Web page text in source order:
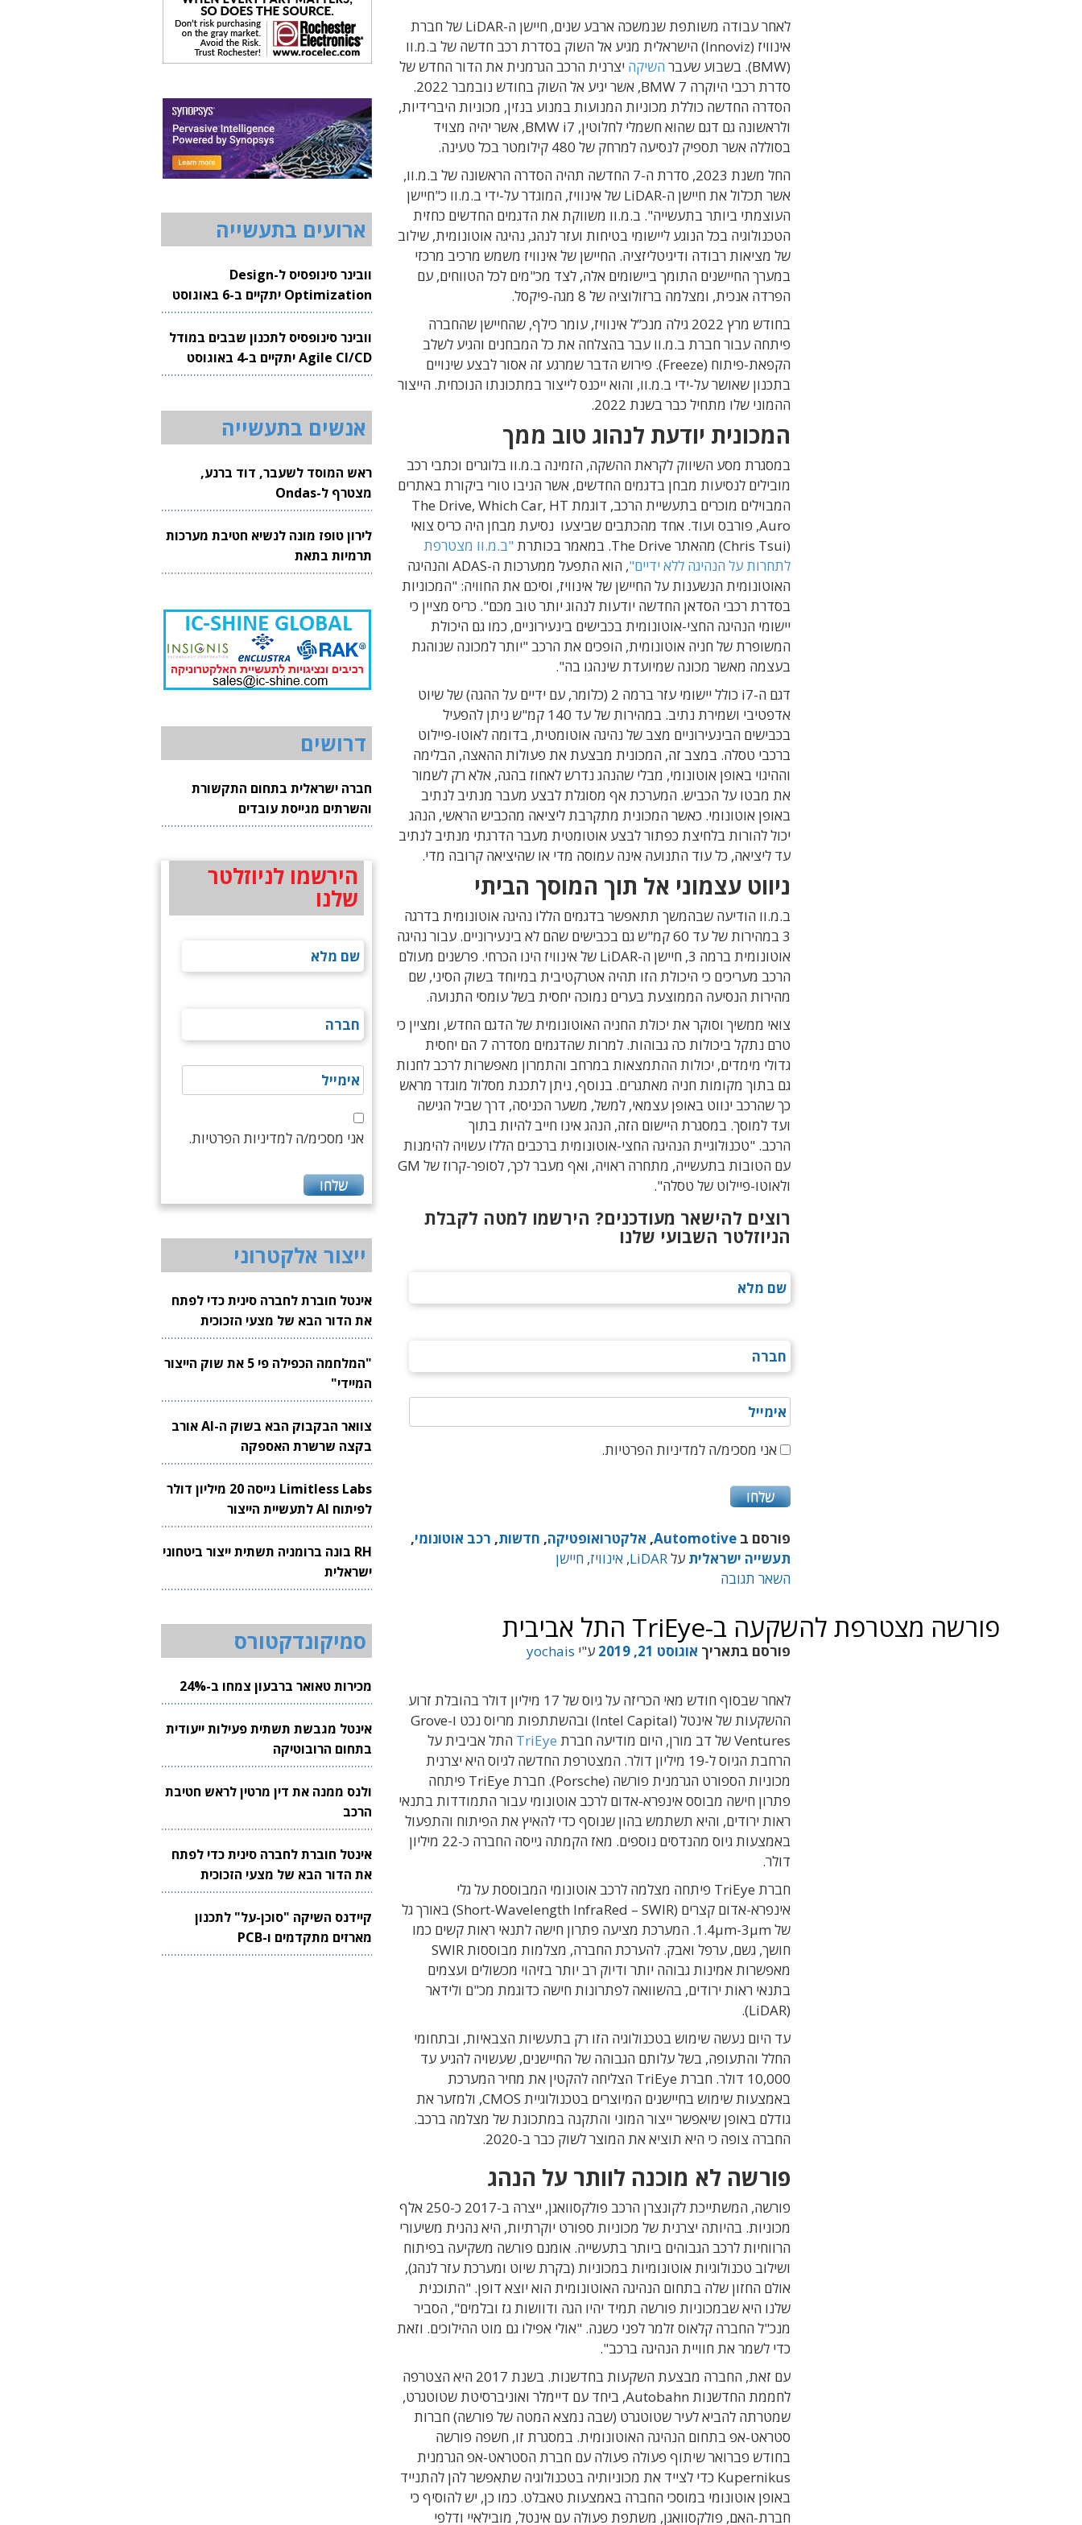
לאחר עבודה משותפת שנמשכה ארבע שנים, חיישן ה-LiDAR של חברת
אינוויז (Innoviz) הישראלית מגיע אל השוק בסדרת רכב חדשה של ב.מ.וו
(BMW). בשבוע שעבר
השיקה יצרנית הרכב הגרמנית את הדור החדש של
סדרת רכבי היוקרה BMW 7, אשר יגיע אל השוק בחודש נובמבר 2022.
הסדרה החדשה כוללת מכוניות המנועות במנוע בנזין, מכוניות היברידיות,
ולראשונה גם דגם שהוא חשמלי לחלוטין, BMW i7, אשר יהיה מצויד
בסוללה אשר תספיק לנסיעה למרחק של 480 קילומטר בכל טעינה.
החל משנת 2023, סדרת ה-7 החדשה תהיה הסדרה הראשונה של ב.מ.וו,
אשר תכלול את חיישן ה-LiDAR של אינוויז, המוגדר על-ידי ב.מ.וו כ"חיישן
העוצמתי ביותר בתעשייה". ב.מ.וו משווקת את הדגמים החדשים כחזית
הטכנולוגיה בכל הנוגע ליישומי בטיחות ועזר לנהג, נהיגה אוטונומית, שילוב
של מציאות רבודה ודיגיטליזציה. החיישן של אינוויז משמש מרכיב מרכזי
במערך החיישנים התומך ביישומים אלה, לצד מכ"מים לכל הטווחים, עם
הפרדה אנכית, ומצלמה ברזולוציה של 8 מגה-פיקסל.
בחודש מרץ 2022 גילה מנכ”ל אינוויז, עומר כילף, שהחיישן שהחברה
פיתחה עבור חברת ב.מ.וו עבר בהצלחה את כל המבחנים והגיע לשלב
הקפאת-פיתוח (Freeze). פירוש הדבר שמרגע זה אסור לבצע שינויים
בתכנון שאושר על-ידי ב.מ.וו, והוא ייכנס לייצור במתכונתו הנוכחית. הייצור
ההמוני שלו מתחיל כבר בשנת 2022.
המכונית יודעת לנהוג טוב ממך
במסגרת מסע השיווק לקראת ההשקה, הזמינה ב.מ.וו בלוגרים וכתבי רכב
מובילים לנסיעות מבחן בדגמים החדשים, אשר הניבו טורי ביקורת באתרים
המבוילים מוכרים בתעשיית הרכב, דוגמת The Drive, Which Car, HT
Auro, פורבס ועוד. אחד מהכתבים שביצעו נסיעת מבחן היה כריס צואי
(Chris Tsui) מהאתר The Drive. במאמר בכותרת
"ב.מ.וו מצטרפת
לתחרות על הנהיגה ללא ידיים"
, הוא התפעל ממערכות ה-ADAS והנהיגה
האוטונומית הנשענות על החיישן של אינוויז, וסיכם את החוויה: "המכוניות
בסדרת רכבי הסדאן החדשה יודעות לנהוג יותר טוב מכם". כריס מציין כי
יישומי הנהיגה החצי-אוטונומית בכבישים בינעירוניים, כמו גם היכולת
המשופרת של חניה אוטונומית, הופכים את הרכב "יותר למכונה שנוהגת
בעצמה מאשר מכונה שמיועדת שינהגו בה".
דגם ה-i7 כולל יישומי עזר ברמה 2 (כלומר, עם ידיים על ההגה) של שיוט
אדפטיבי ושמירת נתיב. במהירות של עד 140 קמ"ש ניתן להפעיל
בכבישים הבינעירוניים מצב של נהיגה אוטומטית, בדומה לאוטו-פיילוט
ברכבי טסלה. במצב זה, המכונית מבצעת את פעולות ההאצה, הבלימה
וההיגוי באופן אוטונומי, מבלי שהנהג נדרש לאחוז בהגה, אלא רק לשמור
את מבטו על הכביש. המערכת אף מסוגלת לבצע מעבר מנתיב לנתיב
באופן אוטונומי. כאשר המכונית מתקרבת ליציאה מהכביש הראשי, הנהג
יכול להורות בלחיצת כפתור לבצע אוטומטית מעבר הדרגתי מנתיב לנתיב
עד ליציאה, כל עוד התנועה אינה עמוסה מדי או שהיציאה קרובה מדי.
ניווט עצמוני אל תוך המוסך הביתי
ב.מ.וו הודיעה שבהמשך תתאפשר בדגמים הללו נהיגה אוטונומית בדרגה
3 במהירות של עד 60 קמ"ש גם בכבישים שהם לא בינעירוניים. עבור נהיגה
אוטונומית ברמה 3, חיישן ה-LiDAR של אינוויז הינו הכרחי. פרשנים מעולם
הרכב מעריכים כי היכולת הזו תהיה אטרקטיבית במיוחד בשוק הסיני, שם
מהירות הנסיעה הממוצעת בערים נמוכה יחסית בשל עומסי התנועה.
צואי ממשיך וסוקר את יכולת החניה האוטונומית של הדגם החדש, ומציין כי
טרם נתקל ביכולות כה גבוהות. למרות שהדגמים מסדרה 7 הם יחסית
גדולי מימדים, יכולות ההתמצאות במרחב והתמרון מאפשרות לרכב לחנות
גם בתוך מקומות חניה מאתגרים. בנוסף, ניתן לתכנת מסלול מוגדר מראש
כך שהרכב ינווט באופן עצמאי, למשל, משער הכניסה, דרך שביל הגישה
ועד למוסך. במסגרת היישום הזה, הנהג אינו חייב להיות בתוך
הרכב. "טכנולוגיית הנהיגה החצי-אוטונומית ברכבים הללו עשויה להימנות
עם הטובות בתעשייה, מתחרה ראויה, ואף מעבר לכך, לסופר-קרוז של GM
ולאוטו-פיילוט של טסלה".
רוצים להישאר מעודכנים? הירשמו למטה לקבלת
הניוזלטר השבועי שלנו
אני מסכימ/ה למדיניות הפרטיות.
פורסם ב Automotive
, אלקטרואופטיקה, חדשות, רכב אוטונומי,
תעשייה ישראלית עלLiDAR
, אינוויז, חיישן
השאר תגובה
פורשה מצטרפת להשקעה ב-TriEye התל אביבית
פורסם בתאריך אוגוסט 21, 2019 ע"י yochais
לאחר שבסוף חודש מאי הכריזה על גיוס של 17 מיליון דולר בהובלת זרוע
ההשקעות של אינטל (Intel Capital) ובהשתתפות מריוס נכט ו-Grove
Ventures של דב מורן, היום מודיעה חברת
TriEye התל אביבית על
הרחבת הגיוס ל-19 מיליון דולר. המצטרפת החדשה לגיוס היא יצרנית
מכוניות הספורט הגרמנית פורשה (Porsche). חברת TriEye פיתחה
פתרון חישה מבוסס אינפרא-אדום לרכב אוטונומי עבור התמודדות בתנאי
ראות ירודים, והיא תשתמש בהון שנוסף כדי להאיץ את הפיתוח והתפעול
באמצעות גיוס מהנדסים נוספים. מאז הקמתה גייסה החברה כ-22 מיליון
דולר.
חברת
TriEye פיתחה מצלמה לרכב אוטונומי המבוססת על גלי
אינפרא-אדום קצרים (
Short-Wavelength InfraRed – SWIR) באורך גל
של 1.4µm-3µm.
המערכת מציעה פתרון חישה לתנאי ראות קשים כמו
חושך, גשם, ערפל ואבק. להערכת החברה, מצלמות מבוססות SWIR
מאפשרות אמינות גבוהה יותר ודיוק רב יותר בזיהוי מכשולים ועצמים
בתנאי ראות ירודים, בהשוואה לפתרונות חישה כדוגמת מכ"ם ולידאר
(LiDAR).
עד היום נעשה שימוש בטכנולוגיה הזו רק בתעשיות הצבאיות, ובתחומי
החלל והתעופה, בשל עלותם הגבוהה של החיישנים, שעשויה להגיע עד
10,000 דולר.
חברת TriEye הצליחה להקטין את מחיר המערכת
באמצעות שימוש בחיישנים המיוצרים בטכנולוגיית CMOS, ולמזער את
גודלם באופן שיאפשר ייצור המוני והתקנה במתכונת של מצלמה ברכב.
החברה צופה כי היא תוציא את המוצר לשוק כבר ב-2020.
פורשה לא מוכנה לוותר על הנהג
פורשה, המשתייכת לקונצרן הרכב פולקסוואגן, ייצרה ב-2017 כ-250 אלף
מכוניות. בהיותה יצרנית של מכוניות ספורט יוקרתיות, היא נהנית משיעורי
הרווחיות לרכב הגבוהים ביותר בתעשייה. אומנם פורשה משקיעה בפיתוח
ושילוב טכנולוגיות אוטונומיות במכוניות (בקרת שיוט ומערכת עזר לנהג),
אולם החזון שלה בתחום הנהיגה האוטונומית הוא יוצא דופן. "התוכנית
שלנו היא שבמכוניות פורשה תמיד יהיו הגה ודוושות גז ובלמים", הסביר
מנכ"ל החברה קלאוס זלמר לפני כשנה. "אולי אפילו גם מוט ההילוכים. וזאת
כדי לשמר את חוויית הנהיגה ברכב".
עם זאת, החברה מבצעת השקעות בחדשנות. בשנת 2017 היא הצטרפה
לחממת החדשנות Autobahn, ביחד עם דיימלר ואוניברסיטת שטוטגרט,
שמטרתה להביא לעיר שטוטגרט (שבה נמצא המטה של פורשה) חברות
סטראט-אפ בתחום הנהיגה האוטונומית. במסגרת זו, חשפה פורשה
בחודש פברואר שיתוף פעולה פעולה עם חברת הסטראט-אפ הגרמנית
Kupernikus כדי לצייד את מכוניותיה בטכנולוגיה שתאפשר להן להתנייד
באופן אוטונומי במוסכי החברה באמצעות טאבלט. כמו כן, יש להוסיף כי
חברת-האם, פולקסוואגן, משתפת פעולה עם אינטל, מובילאיי ודלפי
ארועים בתעשייה
וובינר סינופסיס ל-Design
Optimization יתקיים ב-6 באוגוסט
2026
וובינר סינופסיס לתכנון שבבים במודל
Agile CI/CD יתקיים ב-4 באוגוסט
2026
אנשים בתעשייה
ראש המוסד לשעבר, דוד ברנע,
מצטרף ל-Ondas
לירון טופז מונה לנשיא חטיבת מערכות
תרמיות בתאת
דרושים
חברה ישראלית בתחום התקשורת
והשרתים מגייסת עובדים
הירשמו לניוזלטר
שלנו
אני מסכימ/ה למדיניות הפרטיות.
ייצור אלקטרוני
אינטל חוברת לחברה סינית כדי לפתח
את הדור הבא של מצעי הזכוכית
לשבבים
"המלחמה הכפילה פי 5 את שוק הייצור
המיידי"
צוואר הבקבוק הבא בשוק ה-AI אורב
בקצה שרשרת האספקה
Limitless Labs גייסה 20 מיליון דולר
לפיתוח AI לתעשיית הייצור
RH בונה ברומניה תשתית ייצור ביטחוני
ישראלית
סמיקונדקטורס
מכירות טאואר ברבעון צמחו ב-24%
אינטל מגבשת תשתית פעילות ייעודית
בתחום הרובוטיקה
ולנס ממנה את דין מרטין לראש חטיבת
הרכב
אינטל חוברת לחברה סינית כדי לפתח
את הדור הבא של מצעי הזכוכית
לשבבים
קיידנס השיקה "סוכן-על" לתכנון
מארזים מתקדמים ו-PCB